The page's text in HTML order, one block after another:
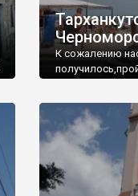
К сожалению